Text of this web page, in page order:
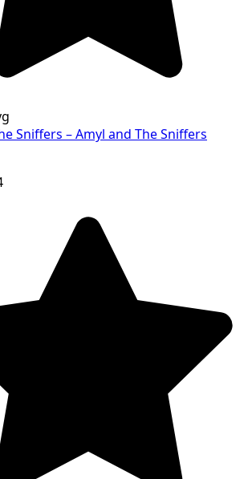
Sniffers – Amyl and The Sniffers